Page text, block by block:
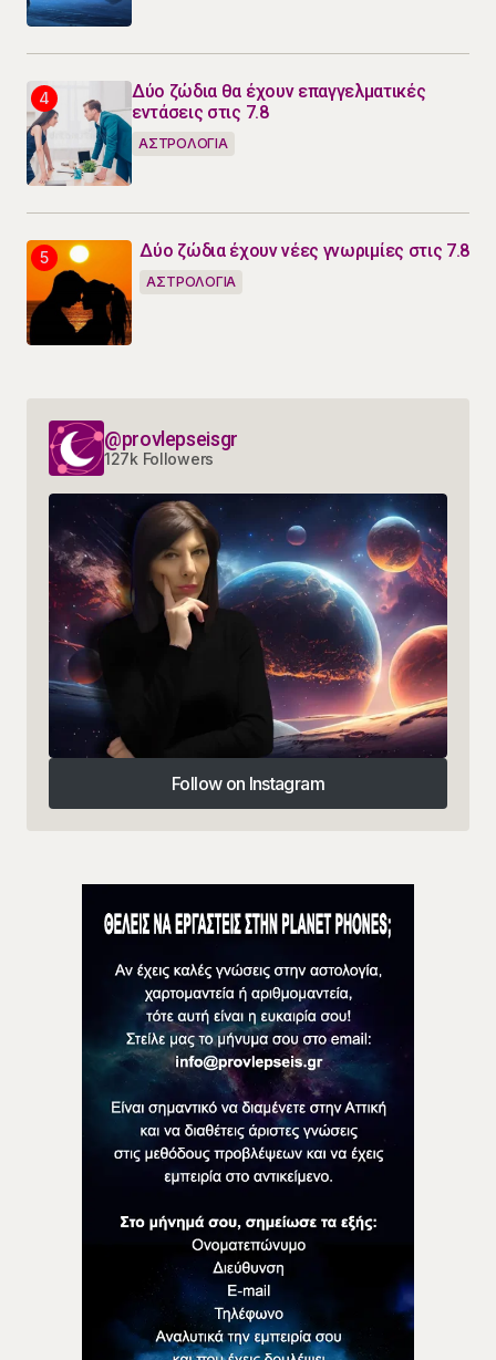
Δύο ζώδια θα έχουν επαγγελματικές
εντάσεις στις 7.8
ΑΣΤΡΟΛΟΓΙΑ
Δύο ζώδια έχουν νέες γνωριμίες στις 7.8
ΑΣΤΡΟΛΟΓΙΑ
@provlepseisgr
127k Followers
Follow on Instagram
Follow on Instagram